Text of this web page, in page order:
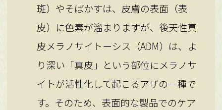
斑）やそばかすは、皮膚の表面（表
皮）に色素が溜まりますが、後天性真
皮メラノサイトーシス（ADM）は、よ
り深い「真皮」という部位にメラノサ
イトが活性化して起こるアザの一種で
す。そのため、表面的な製品でのケア